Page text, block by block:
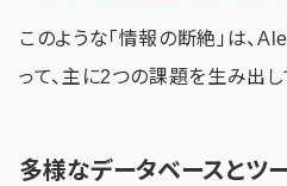
このような「情報の断絶」は、
って、主に2つの課題を生み出し
多様なデータベースとツ